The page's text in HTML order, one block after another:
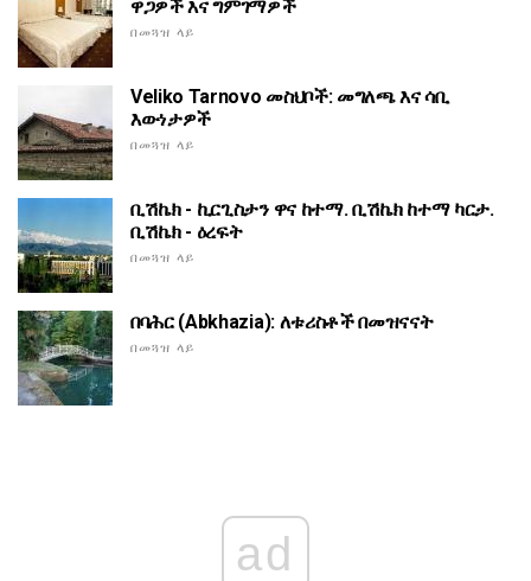
ዋጋዎች እና ግምገማዎች
በመጓዝ ላይ
Veliko Tarnovo መስህቦች: መግለጫ እና ሳቢ
እውነታዎች
በመጓዝ ላይ
ቢሽኬክ - ኪርጊስታን ዋና ከተማ. ቢሽኬክ ከተማ ካርታ.
ቢሽኬክ - ዕረፍት
በመጓዝ ላይ
በባሕር (Abkhazia): ለቱሪስቶች በመዝናናት
በመጓዝ ላይ
ad